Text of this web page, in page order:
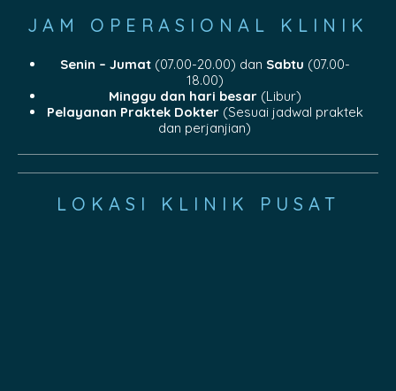
JAM OPERASIONAL KLINIK
Senin – Jumat(07.00-20.00) dan Sabtu (07.00-
18.00)
Minggu dan hari besar(Libur)
Pelayanan Praktek Dokter(Sesuai jadwal praktek
dan perjanjian)
LOKASI KLINIK PUSAT